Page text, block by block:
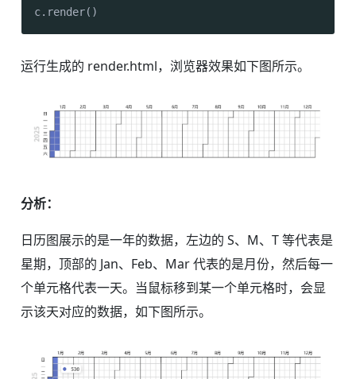
运行生成的 render.html，浏览器效果如下图所示。
分析：
日历图展示的是一年的数据，左边的 S、M、T 等代表是
星期，顶部的 Jan、Feb、Mar 代表的是月份，然后每一
个单元格代表一天。当鼠标移到某一个单元格时，会显
示该天对应的数据，如下图所示。